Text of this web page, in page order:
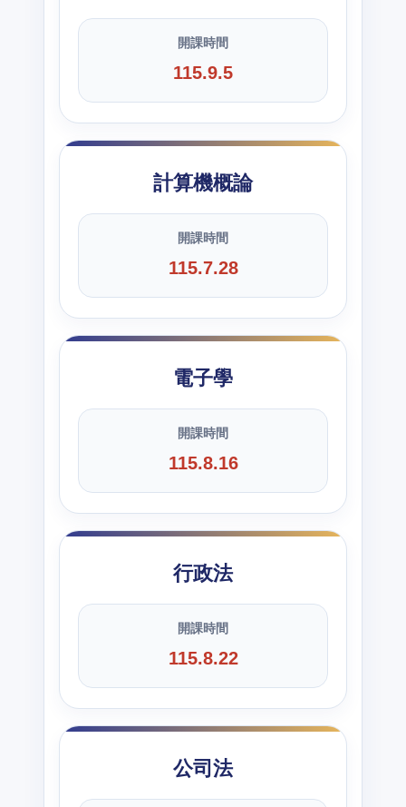
開課時間
115.9.5
計算機概論
開課時間
115.7.28
電子學
開課時間
115.8.16
行政法
開課時間
115.8.22
公司法